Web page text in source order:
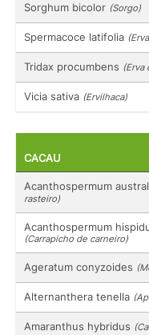
Sorghum bicolor (Sorgo)
Spermacoce latifolia
Tridax procumbens (Erva
Vicia sativa (Ervilhaca)
CACAU
Acanthospermum
rasteiro)
Acanthospermum
(Carrapicho de carneiro)
Ageratum conyzoides
Alternanthera tenella
Amaranthus hybridus